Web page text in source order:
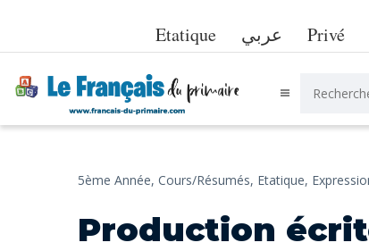
Etatique عربي Privé
5ème Année, Cours/Résumés, Etatique,
Production